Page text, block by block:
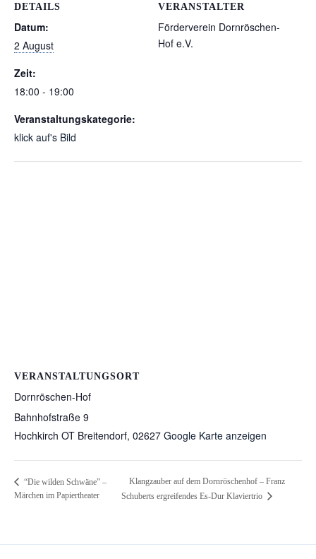
DETAILS
Datum:
2 August
Zeit:
18:00 - 19:00
Veranstaltungskategorie:
klick auf's Bild
VERANSTALTER
Förderverein Dornröschen-
Hof e.V.
VERANSTALTUNGSORT
Dornröschen-Hof
Bahnhofstraße 9
Hochkirch OT Breitendorf, 02627 Google Karte anzeigen
“Die wilden Schwäne” –
Märchen im Papiertheater
Klangzauber auf dem Dornröschenhof – Franz
Schuberts ergreifendes Es-Dur Klaviertrio